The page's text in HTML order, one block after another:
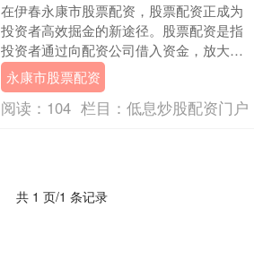
在伊春永康市股票配资，股票配资正成为
投资者高效掘金的新途径。股票配资是指
投资者通过向配资公司借入资金，放大资
金规模，从而提升投资收益率的一种方
式。 配资的好处显....
永康市股票配资
阅读： 104 栏目： 低息炒股配资门户
共 1 页/1 条记录